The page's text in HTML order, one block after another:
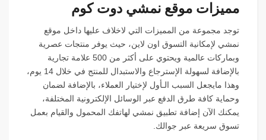
مميزات موقع نمشي دوت كوم
توجد مجموعة من المميزات التي لاخلاف عليها داخل موقع
نمشي لإمكانية التسوق اون لاين، حيث يوفر منتجات عصرية
وبماركات عالمية ويحتوي على أكثر من 500 علامة تجارية
بالإضافة لسهولة الإسترجاع والاستبدال للمنتج في خلال 14 يوم،
وهذا مايجعل السبب الـأول لإختيار العملاء، بالإضافة لضمان
وحماية كافة طرق الدفع عبر الوسائل الإلكترونية المختلفة،
يمكنك الآن إضافة تطبيق نمشي لهاتفك المحمول والقيام بعمل
تسوق سريعة عبر جوالك.